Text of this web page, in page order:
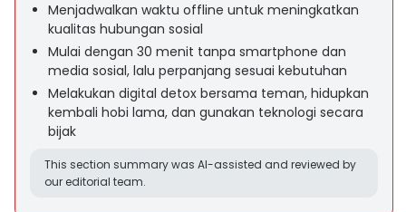
Menjadwalkan waktu offline untuk meningkatkan
kualitas hubungan sosial
Mulai dengan 30 menit tanpa smartphone dan
media sosial, lalu perpanjang sesuai kebutuhan
Melakukan digital detox bersama teman, hidupkan
kembali hobi lama, dan gunakan teknologi secara
bijak
This section summary was AI-assisted and reviewed by
our editorial team.